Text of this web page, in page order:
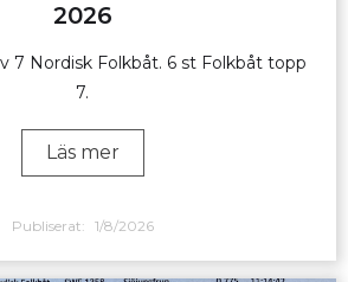
2026
7 Nordisk Folkbåt. 6 st Folkbåt topp
7.
Läs mer
Publiserat: 1/8/2026